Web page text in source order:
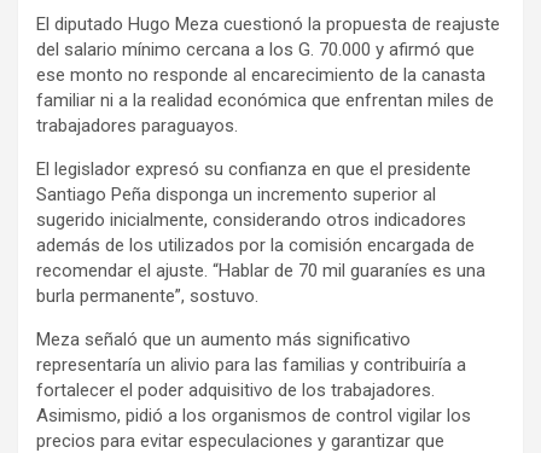
El diputado Hugo Meza cuestionó la propuesta de reajuste
del salario mínimo cercana a los G. 70.000 y afirmó que
ese monto no responde al encarecimiento de la canasta
familiar ni a la realidad económica que enfrentan miles de
trabajadores paraguayos.
El legislador expresó su confianza en que el presidente
Santiago Peña disponga un incremento superior al
sugerido inicialmente, considerando otros indicadores
además de los utilizados por la comisión encargada de
recomendar el ajuste. “Hablar de 70 mil guaraníes es una
burla permanente”, sostuvo.
Meza señaló que un aumento más significativo
representaría un alivio para las familias y contribuiría a
fortalecer el poder adquisitivo de los trabajadores.
Asimismo, pidió a los organismos de control vigilar los
precios para evitar especulaciones y garantizar que